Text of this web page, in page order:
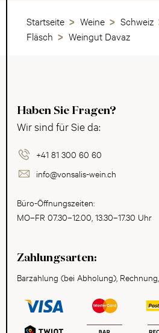
Startseite Weine Schweiz
Fläsch
Weingut Davaz
Haben Sie Fragen?
Wir sind für Sie da:
+41 81 300 60 60
info@vonsalis-wein.ch
Büro-Öffnungszeiten:
MO–FR 07.30–12.00, 13.30–17.30 Uhr
Zahlungsarten:
Barzahlung (bei Abholung),